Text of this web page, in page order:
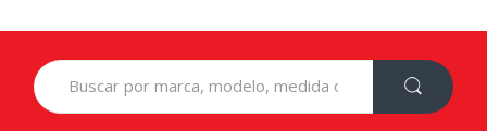
Search
for: